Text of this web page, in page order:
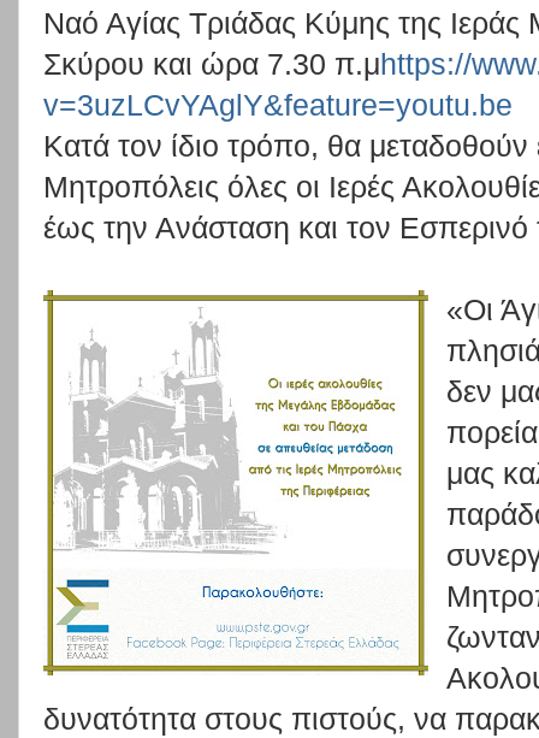
Ναό Αγίας Τριάδας Κύμης της
Σκύρου και ώρα 7.30 π.μhttps://
v=3uzLCvYAglY&feature=youtu.be
Κατά τον ίδιο τρόπο, θα μεταδοθούν
Μητροπόλεις όλες οι Ιερές
έως την Ανάσταση και τον
«Οι
δεν
μας
δυνατότητα στους πιστούς, να